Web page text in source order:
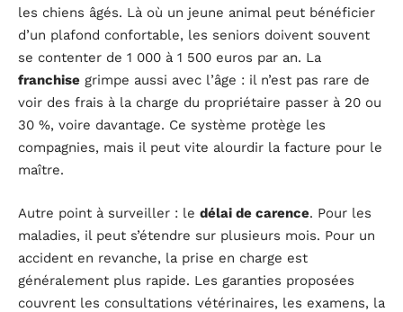
les chiens âgés. Là où un jeune animal peut bénéficier
d’un plafond confortable, les seniors doivent souvent
se contenter de 1 000 à 1 500 euros par an. La
franchise grimpe aussi avec l’âge : il n’est pas rare de
voir des frais à la charge du propriétaire passer à 20 ou
30 %, voire davantage. Ce système protège les
compagnies, mais il peut vite alourdir la facture pour le
maître.
Autre point à surveiller : le délai de carence. Pour les
maladies, il peut s’étendre sur plusieurs mois. Pour un
accident en revanche, la prise en charge est
généralement plus rapide. Les garanties proposées
couvrent les consultations vétérinaires, les examens, la